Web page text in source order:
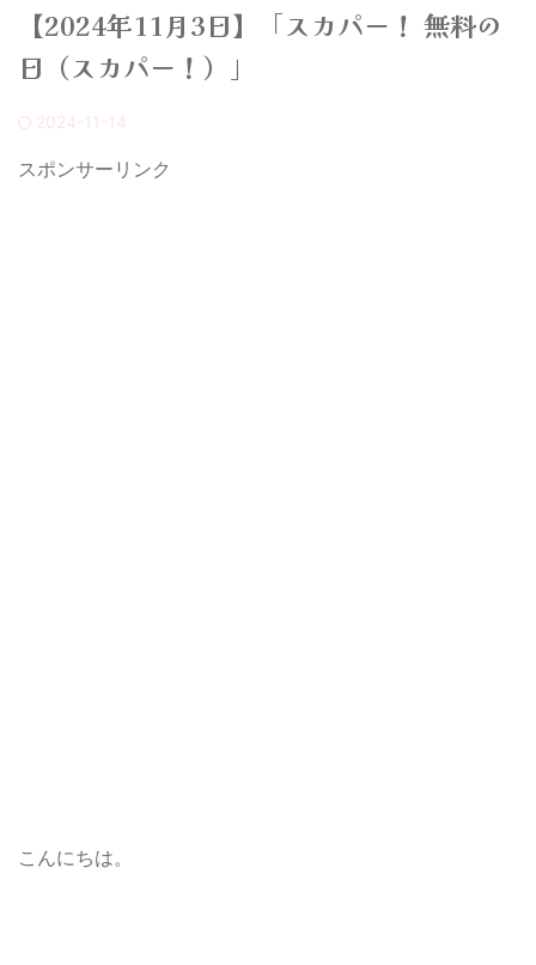
【2024年11月3日】「スカパー！ 無料の
日（スカパー！）」
2024-11-14
スポンサーリンク
こんにちは。